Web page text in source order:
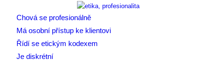
Chová se profesionálně
Má osobní přístup ke klientovi
Řídí se etickým kodexem
Je diskrétní